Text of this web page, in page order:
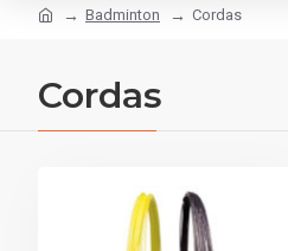
Badminton Cordas
Cordas